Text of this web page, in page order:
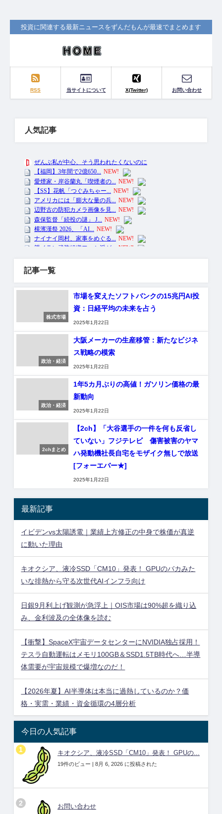
投資に関連する最新ニュースをずんだもんが最速でまとめます
RSS 当サイトについて X(Twitter) お問い合わせ
人気記事
記事一覧
株式市場
市場を変えたソフトバンクの15兆円AI投
資：日経平均の未来を占う
2025年1月22日
政治・経済
大阪メーカーの生産移管：新たなビジネ
ス戦略の模索
2025年1月22日
政治・経済
1年5カ月ぶりの高値！ガソリン価格の最
新動向
2025年1月22日
2chまとめ
【2ch】「大谷選手の一件を何も反省し
ていない」フジテレビ 傷害被害のヤマ
ハ発動機社長自宅をモザイク無しで放送
[フォーエバー★]
2025年1月22日
最新記事
イビデンvs太陽誘電｜業績上方修正の中身で株価が真逆
に動いた理由
キオクシア、液冷SSD「CM10」発表！ GPUのバカみた
いな排熱から守る次世代AIインフラ向け
日銀9月利上げ観測が急浮上｜OIS市場は90%超を織り込
み、金利波及の全体像を読む
【衝撃】SpaceX宇宙データセンターにNVIDIA独占採用！
テスラ自動運転はメモリ100GB＆SSD1.5TB時代へ…半導
体需要が宇宙規模で爆増なのだ！
【2026年夏】AI半導体は本当に過熱しているのか？価
格・実需・業績・資金循環の4層分析
今日の人気記事
キオクシア、液冷SSD「CM10」発表！ GPUの...
19件のビュー | 8月 6, 2026 に投稿された
お問い合わせ